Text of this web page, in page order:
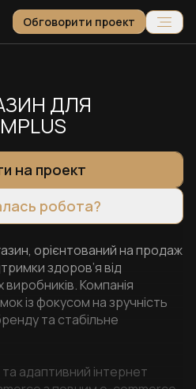
Обговорити проект
ДЛЯ
на проект
робота?
орієнтований на продаж
здоров’я від
Компанія
із фокусом на зручність
та стабільне
адаптивний інтернет